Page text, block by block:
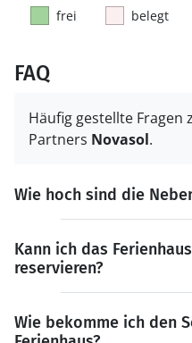
frei belegt
FAQ
Häufig gestellte Fragen
Partners Novasol.
Wie hoch sind die
Kann ich das
reservieren?
Wie bekomme ich den